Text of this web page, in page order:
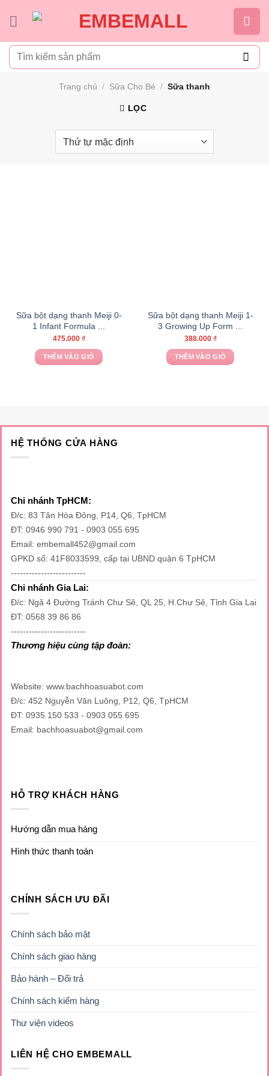
dung
Tìm
kiếm:
Trang chủ / Sữa Cho Bé / Sữa thanh
LỌC
Sữa bột dạng thanh Meiji 0-
1 Infant Formula ...
475.000 ₫
THÊM VÀO GIỎ
Sữa bột dạng thanh Meiji 1-
3 Growing Up Form ...
388.000 ₫
THÊM VÀO GIỎ
HỆ THỐNG CỬA HÀNG
Chi nhánh TpHCM:
Đ/c: 83 Tân Hòa Đông, P14, Q6, TpHCM
ĐT: 0946 990 791 - 0903 055 695
Email: embemall452@gmail.com
GPKD số: 41F8033599, cấp tại UBND quận 6 TpHCM
-------------------------
Chi nhánh Gia Lai:
Đ/c: Ngã 4 Đường Tránh Chư Sê, QL 25, H.Chư Sê, Tỉnh Gia Lai
ĐT: 0568 39 86 86
-------------------------
Thương hiệu cùng tập đoàn:
Website: www.bachhoasuabot.com
Đ/c: 452 Nguyễn Văn Luông, P12, Q6, TpHCM
ĐT: 0935 150 533 - 0903 055 695
Email: bachhoasuabot@gmail.com
HỖ TRỢ KHÁCH HÀNG
Hướng dẫn mua hàng
Hình thức thanh toán
CHÍNH SÁCH ƯU ĐÃI
Chính sách bảo mật
Chính sách giao hàng
Bảo hành – Đổi trả
Chính sách kiểm hàng
Thư viện videos
LIÊN HỆ CHO EMBEMALL